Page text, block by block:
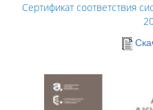
Сертификат соответствия